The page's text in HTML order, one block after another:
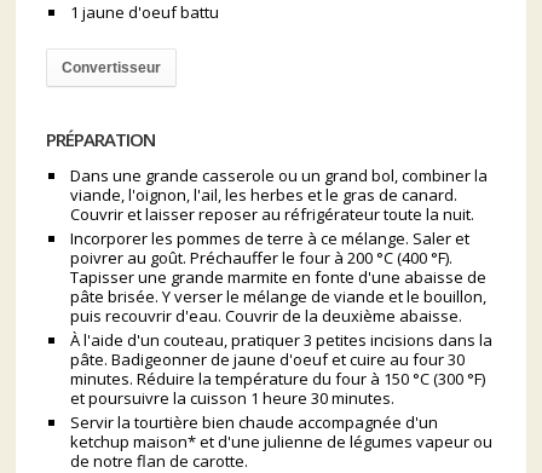
1 jaune d'oeuf battu
Convertisseur
PRÉPARATION
Dans une grande casserole ou un grand bol, combiner la
viande, l'oignon, l'ail, les herbes et le gras de canard.
Couvrir et laisser reposer au réfrigérateur toute la nuit.
Incorporer les pommes de terre à ce mélange. Saler et
poivrer au goût. Préchauffer le four à 200 °C (400 °F).
Tapisser une grande marmite en fonte d'une abaisse de
pâte brisée. Y verser le mélange de viande et le bouillon,
puis recouvrir d'eau. Couvrir de la deuxième abaisse.
À l'aide d'un couteau, pratiquer 3 petites incisions dans la
pâte. Badigeonner de jaune d'oeuf et cuire au four 30
minutes. Réduire la température du four à 150 °C (300 °F)
et poursuivre la cuisson 1 heure 30 minutes.
Servir la tourtière bien chaude accompagnée d'un
ketchup maison* et d'une julienne de légumes vapeur ou
de notre flan de carotte.